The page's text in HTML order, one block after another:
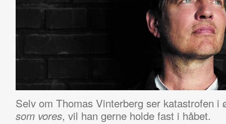
Selv om Thomas Vinterberg ser katastrofen i
som vores, vil han gerne holde fast i håbet.